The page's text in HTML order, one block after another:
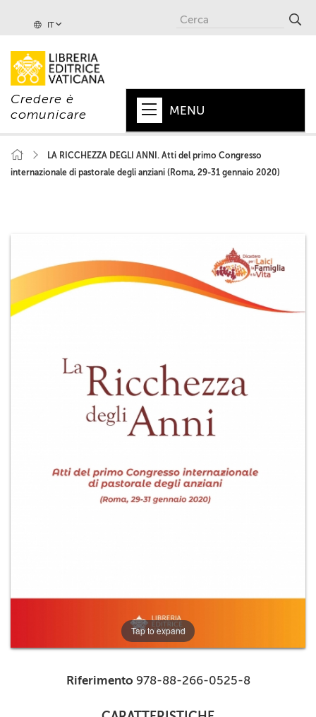
IT
Credere è
comunicare
MENU
PAPA
MONDO
AUTORI VARI
LA RICCHEZZA DEGLI ANNI. Atti del primo Congresso
internazionale di pastorale degli anziani (Roma, 29-31 gennaio 2020)
Tap to expand
Riferimento 978-88-266-0525-8